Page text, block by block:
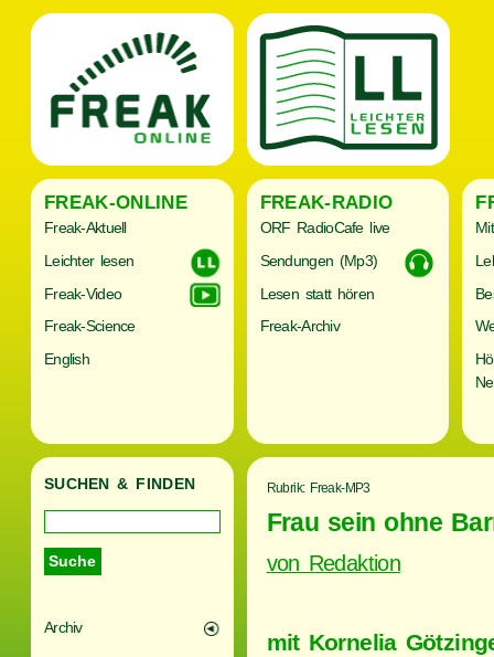
FREAK-ONLINE
Freak-Aktuell
Leichter lesen
Freak-Video
Freak-Science
English
FREAK-RADIO
ORF RadioCafe live
Sendungen (Mp3)
Lesen statt hören
Freak-Archiv
SUCHEN & FINDEN
Archiv
Rubrik: Freak-MP3
Frau sein ohne
von Redaktion
mit Kornelia